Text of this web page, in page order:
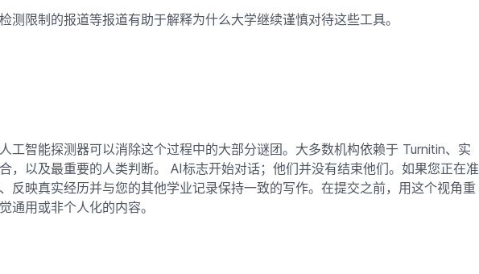
测限制的报道等报道有助于解释为什么大学继续谨慎对待这些工具。
工智能探测器可以消除这个过程中的大部分谜团。大多数机构依赖于 Turnitin、实
，以及最重要的人类判断。 AI标志开始对话；他们并没有结束他们。如果您正在准
反映真实经历并与您的其他学业记录保持一致的写作。在提交之前，用这个视角重
通用或非个人化的内容。